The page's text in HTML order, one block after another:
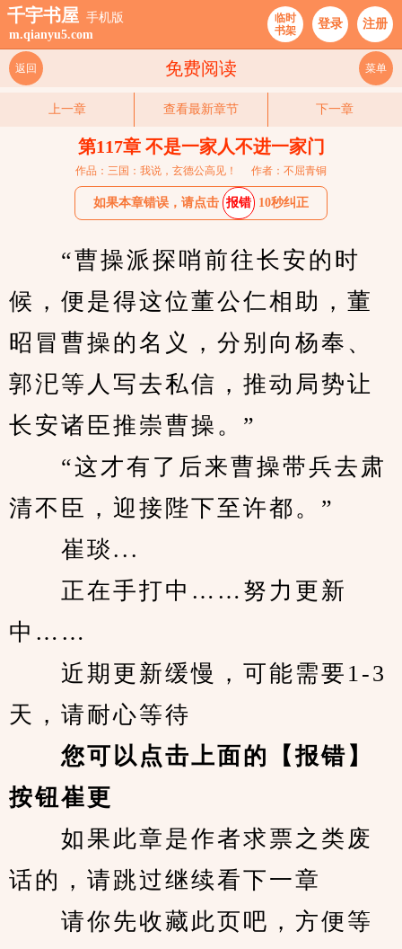
千宇书屋 手机版
m.qianyu5.com
临时
书架
登录 注册
免费阅读
返回 菜单
上一章 查看最新章节 下一章
第117章 不是一家人不进一家门
作品：三国：我说，玄德公高见！ 作者：不屈青铜
如果本章错误，请点击 报错 10秒纠正
“曹操派探哨前往长安的时
候，便是得这位董公仁相助，董
昭冒曹操的名义，分别向杨奉、
郭汜等人写去私信，推动局势让
长安诸臣推崇曹操。”
“这才有了后来曹操带兵去肃
清不臣，迎接陛下至许都。”
崔琰...
正在手打中……努力更新
中……
近期更新缓慢，可能需要1-3
天，请耐心等待
您可以点击上面的【报错】
按钮崔更
如果此章是作者求票之类废
话的，请跳过继续看下一章
请你先收藏此页吧，方便等